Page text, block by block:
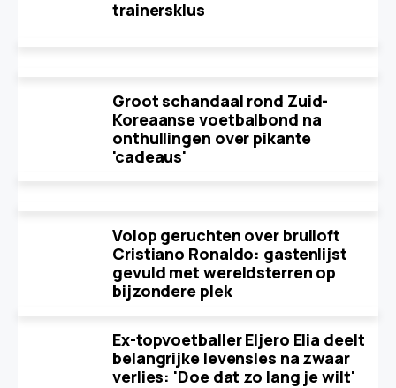
trainersklus
Groot schandaal rond Zuid-
Koreaanse voetbalbond na
onthullingen over pikante
'cadeaus'
Volop geruchten over bruiloft
Cristiano Ronaldo: gastenlijst
gevuld met wereldsterren op
bijzondere plek
Ex-topvoetballer Eljero Elia deelt
belangrijke levensles na zwaar
verlies: 'Doe dat zo lang je wilt'